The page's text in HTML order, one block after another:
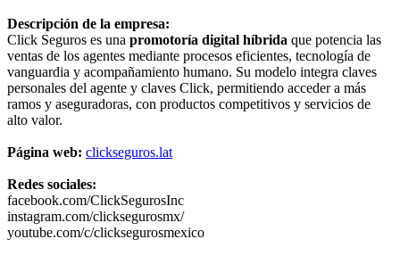
Descripción de la empresa:
Click Seguros es una promotoría digital híbrida que potencia las
ventas de los agentes mediante procesos eficientes, tecnología de
vanguardia y acompañamiento humano. Su modelo integra claves
personales del agente y claves Click, permitiendo acceder a más
ramos y aseguradoras, con productos competitivos y servicios de
alto valor.
Página web: clickseguros.lat
Redes sociales:
facebook.com/ClickSegurosInc
instagram.com/clicksegurosmx/
youtube.com/c/clicksegurosmexico